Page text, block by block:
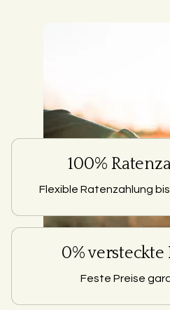
100%
Flexible Ratenzahlung
0% versteckte
Feste Preise